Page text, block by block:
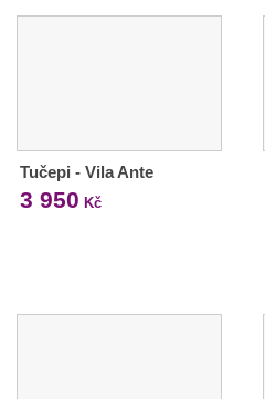
Tučepi - Vila Ante
3 950 Kč